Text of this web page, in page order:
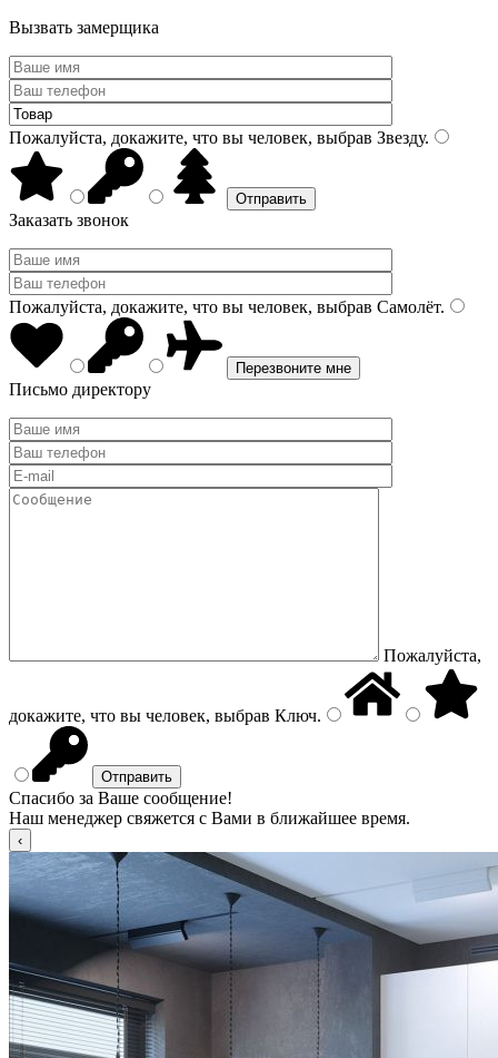
Вызвать замерщика
Пожалуйста, докажите, что вы человек, выбрав Звезду.
Заказать звонок
Пожалуйста, докажите, что вы человек, выбрав Самолёт.
Письмо директору
Пожалуйста,
докажите, что вы человек, выбрав Ключ.
Спасибо за Ваше сообщение!
Наш менеджер свяжется с Вами в ближайшее время.